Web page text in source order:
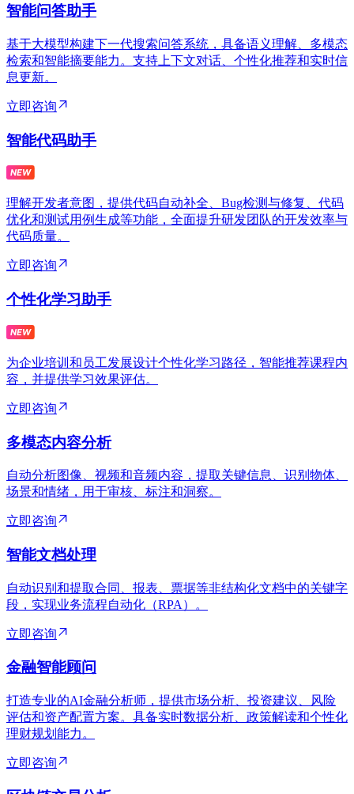
智能问答助手
基于大模型构建下一代搜索问答系统，具备语义理解、多模态
检索和智能摘要能力。支持上下文对话、个性化推荐和实时信
息更新。
立即咨询
智能代码助手
理解开发者意图，提供代码自动补全、Bug检测与修复、代码
优化和测试用例生成等功能，全面提升研发团队的开发效率与
代码质量。
立即咨询
个性化学习助手
为企业培训和员工发展设计个性化学习路径，智能推荐课程内
容，并提供学习效果评估。
立即咨询
多模态内容分析
自动分析图像、视频和音频内容，提取关键信息、识别物体、
场景和情绪，用于审核、标注和洞察。
立即咨询
智能文档处理
自动识别和提取合同、报表、票据等非结构化文档中的关键字
段，实现业务流程自动化（RPA）。
立即咨询
金融智能顾问
打造专业的AI金融分析师，提供市场分析、投资建议、风险
评估和资产配置方案。具备实时数据分析、政策解读和个性化
理财规划能力。
立即咨询